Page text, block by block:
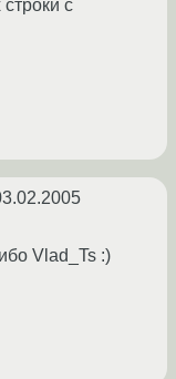
с
Vlad_Ts :)